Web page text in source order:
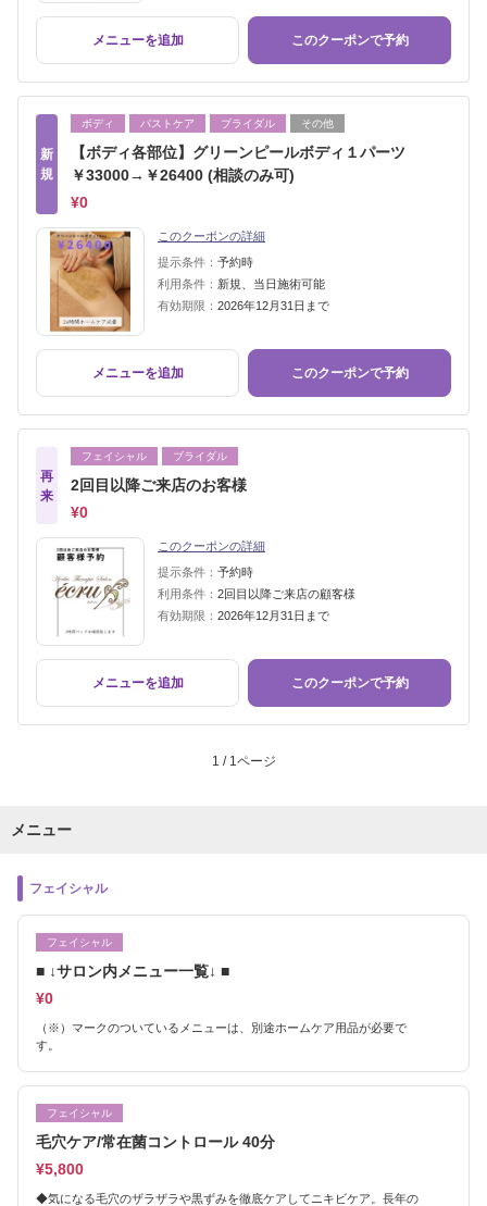
メニューを追加 このクーポンで予約
新
規
ボディ バストケア ブライダル その他
【ボディ各部位】グリーンピールボディ１パーツ
￥33000→￥26400 (相談のみ可)
¥0
このクーポンの詳細
提示条件： 予約時
利用条件： 新規、当日施術可能
有効期限： 2026年12月31日まで
メニューを追加 このクーポンで予約
再
来
フェイシャル ブライダル
2回目以降ご来店のお客様
¥0
このクーポンの詳細
提示条件： 予約時
利用条件： 2回目以降ご来店の顧客様
有効期限： 2026年12月31日まで
メニューを追加 このクーポンで予約
1 / 1ページ
メニュー
フェイシャル
フェイシャル
■ ↓サロン内メニュー一覧↓ ■
¥0
（※）マークのついているメニューは、別途ホームケア用品が必要で
す。
フェイシャル
毛穴ケア/常在菌コントロール 40分
¥5,800
◆気になる毛穴のザラザラや黒ずみを徹底ケアしてニキビケア。長年の